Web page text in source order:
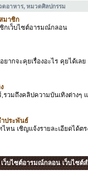
ดอาหาร, หมวดศิลปกรรม
มาชิก
กเว็บไซต์อารมณ์กลอน
ากจะคุยเรื่องอะไร คุยได้เลย
วมถึงคลิปความบันเทิงต่างๆ
ประพันธ์
หน เชิญแจ้งรายละเอียดได้ตร
เว็บไซต์อารมณ์กลอน เว็บไซต์